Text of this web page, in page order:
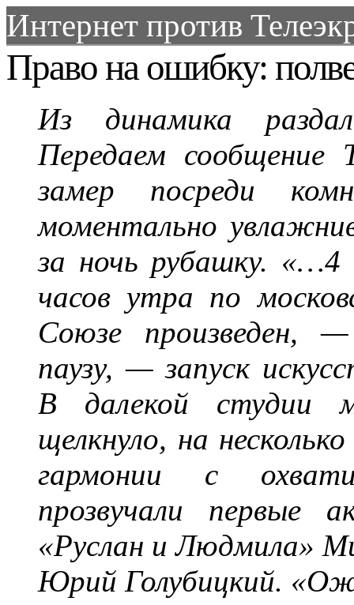
Интернет против
Право на ошибку:
Из динамика
Передаем сообщение
замер посреди
моментально
за ночь рубашку.
часов утра по
Союзе произведен,
паузу, — запуск
В далекой студии
щелкнуло, на
гармонии с
прозвучали первые
«Руслан и Людмила»
Юрий Голубицкий.